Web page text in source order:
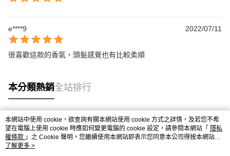
e****9 2022/07/11
很喜歡這款的香氣，頭髮感覺也有比較柔順
本分類熱銷全站排行
熱門標籤
本網站中使用 cookie，欲查詢有關本網站使用 cookie 方式之詳情，及若您不希
望在電腦上使用 cookie 時應如何變更電腦的 cookie 設定，請參閱本網站「 隱私
權條款 」之 Cookie 聲明。您繼續使用本網站即表示您同意本公司得按本網站使
用條款之 Cookie 聲明使用 cookie。
了解更多 >